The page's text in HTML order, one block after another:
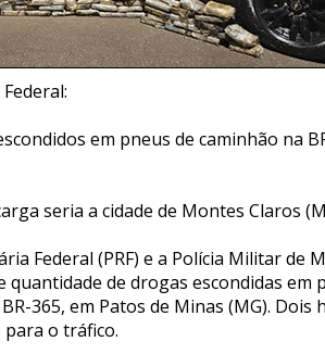
em pneus de caminhão na
seria a cidade de Montes Claros
Federal (PRF) e a Polícia Militar de
de drogas escondidas em
365, em Patos de Minas (MG). Dois
o tráfico.